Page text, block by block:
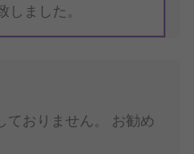
ました。
おりません。 お勧め